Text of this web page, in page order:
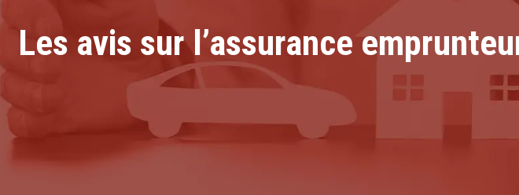
Les avis sur l’assurance